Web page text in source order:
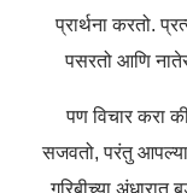
प्रार्थना करतो.
पसरतो आणि
पण विचार करा
सजवतो, परंतु
गरिबीच्या